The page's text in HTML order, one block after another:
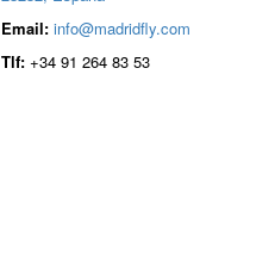
Email: info@madridfly.com
Tlf: +34 91 264 83 53